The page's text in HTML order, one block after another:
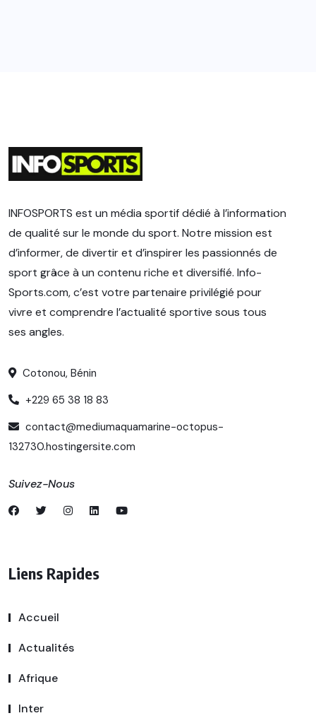
INFOSPORTS est un média sportif dédié à l’information
de qualité sur le monde du sport. Notre mission est
d’informer, de divertir et d’inspirer les passionnés de
sport grâce à un contenu riche et diversifié. Info-
Sports.com, c’est votre partenaire privilégié pour
vivre et comprendre l’actualité sportive sous tous
ses angles.
Cotonou, Bénin
+229 65 38 18 83
contact@mediumaquamarine-octopus-
132730.hostingersite.com
Suivez-Nous
Liens Rapides
Accueil
Actualités
Afrique
Inter